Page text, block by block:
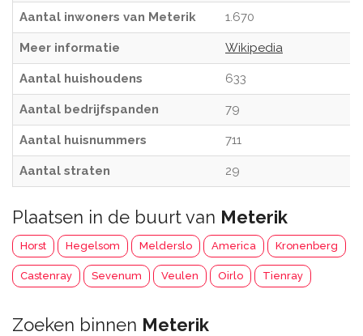
Aantal inwoners van Meterik 1.670
Meer informatie Wikipedia
Aantal huishoudens 633
Aantal bedrijfspanden 79
Aantal huisnummers 711
Aantal straten 29
Plaatsen in de buurt van Meterik
Horst Hegelsom Melderslo America Kronenberg
Castenray Sevenum Veulen Oirlo Tienray
Zoeken binnen Meterik